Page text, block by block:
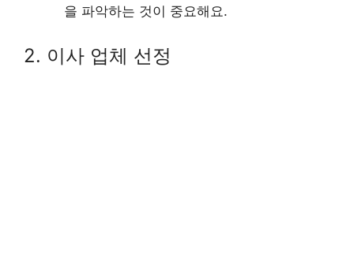
을 파악하는 것이 중요해요.
2. 이사 업체 선정